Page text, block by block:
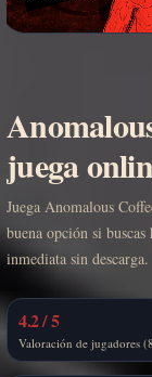
juega
Juega Anomalous
buena opción si
inmediata sin descarga.
4.2 / 5
Valoración de jugadores